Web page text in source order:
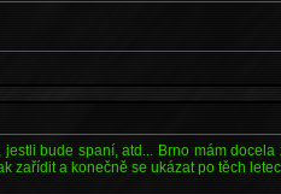
bude spaní, atd... Brno mám docela
zařídit a konečně se ukázat po těch